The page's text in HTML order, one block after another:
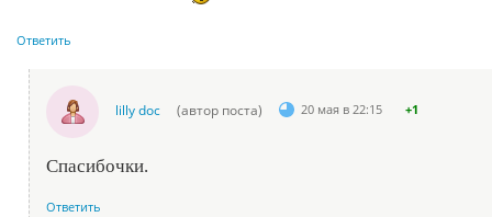
Ответить
lilly doc (автор поста) 20 мая в 22:15 +1
Спасибочки.
Ответить